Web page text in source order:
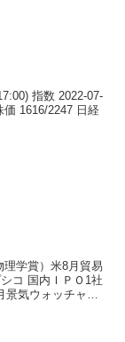
指数 2022-07-
価 1616/2247 日経
学賞）米8月貿易
コ 国内ＩＰＯ1社
気ウォッチャー